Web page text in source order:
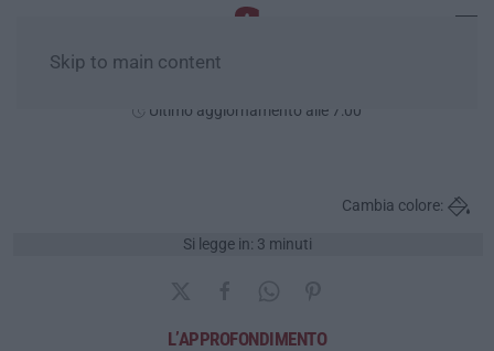
Skip to main content
Ultimo aggiornamento alle 7:00
Si legge in: 3 minuti
Cambia colore:
L’APPROFONDIMENTO